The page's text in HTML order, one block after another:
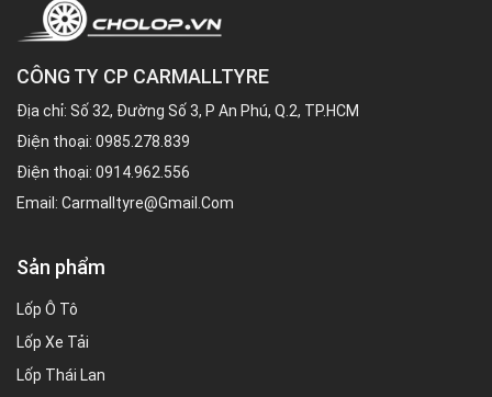
CÔNG TY CP CARMALLTYRE
Địa chỉ: Số 32, Đường Số 3, P An Phú, Q.2, TP.HCM
Điện thoại: 0985.278.839
Điện thoại: 0914.962.556
Email: Carmalltyre@gmail.com
Sản phẩm
Lốp Ô Tô
Lốp Xe Tải
Lốp Thái Lan